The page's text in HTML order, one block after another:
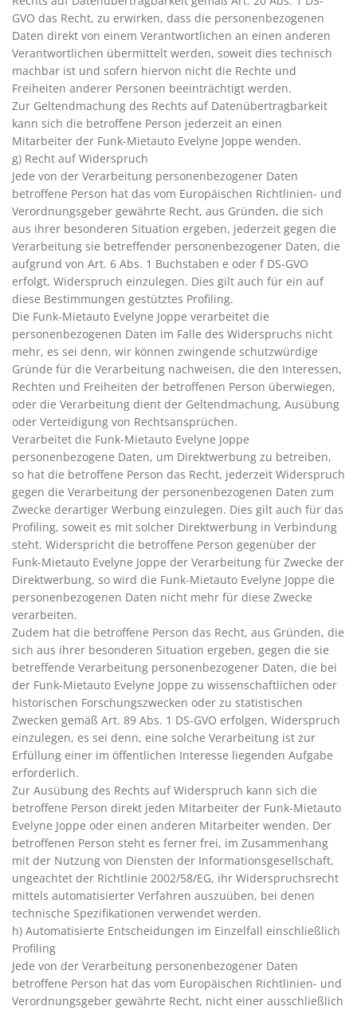
GVO das Recht, zu erwirken, dass die personenbezogenen
Daten direkt von einem Verantwortlichen an einen anderen
Verantwortlichen übermittelt werden, soweit dies technisch
machbar ist und sofern hiervon nicht die Rechte und
Freiheiten anderer Personen beeinträchtigt werden.
Zur Geltendmachung des Rechts auf Datenübertragbarkeit
kann sich die betroffene Person jederzeit an einen
Mitarbeiter der Funk-Mietauto Evelyne Joppe wenden.
g) Recht auf Widerspruch
Jede von der Verarbeitung personenbezogener Daten
betroffene Person hat das vom Europäischen Richtlinien- und
Verordnungsgeber gewährte Recht, aus Gründen, die sich
aus ihrer besonderen Situation ergeben, jederzeit gegen die
Verarbeitung sie betreffender personenbezogener Daten, die
aufgrund von Art. 6 Abs. 1 Buchstaben e oder f DS-GVO
erfolgt, Widerspruch einzulegen. Dies gilt auch für ein auf
diese Bestimmungen gestütztes Profiling.
Die Funk-Mietauto Evelyne Joppe verarbeitet die
personenbezogenen Daten im Falle des Widerspruchs nicht
mehr, es sei denn, wir können zwingende schutzwürdige
Gründe für die Verarbeitung nachweisen, die den Interessen,
Rechten und Freiheiten der betroffenen Person überwiegen,
oder die Verarbeitung dient der Geltendmachung, Ausübung
oder Verteidigung von Rechtsansprüchen.
Verarbeitet die Funk-Mietauto Evelyne Joppe
personenbezogene Daten, um Direktwerbung zu betreiben,
so hat die betroffene Person das Recht, jederzeit Widerspruch
gegen die Verarbeitung der personenbezogenen Daten zum
Zwecke derartiger Werbung einzulegen. Dies gilt auch für das
Profiling, soweit es mit solcher Direktwerbung in Verbindung
steht. Widerspricht die betroffene Person gegenüber der
Funk-Mietauto Evelyne Joppe der Verarbeitung für Zwecke der
Direktwerbung, so wird die Funk-Mietauto Evelyne Joppe die
personenbezogenen Daten nicht mehr für diese Zwecke
verarbeiten.
Zudem hat die betroffene Person das Recht, aus Gründen, die
sich aus ihrer besonderen Situation ergeben, gegen die sie
betreffende Verarbeitung personenbezogener Daten, die bei
der Funk-Mietauto Evelyne Joppe zu wissenschaftlichen oder
historischen Forschungszwecken oder zu statistischen
Zwecken gemäß Art. 89 Abs. 1 DS-GVO erfolgen, Widerspruch
einzulegen, es sei denn, eine solche Verarbeitung ist zur
Erfüllung einer im öffentlichen Interesse liegenden Aufgabe
erforderlich.
Zur Ausübung des Rechts auf Widerspruch kann sich die
betroffene Person direkt jeden Mitarbeiter der Funk-Mietauto
Evelyne Joppe oder einen anderen Mitarbeiter wenden. Der
betroffenen Person steht es ferner frei, im Zusammenhang
mit der Nutzung von Diensten der Informationsgesellschaft,
ungeachtet der Richtlinie 2002/58/EG, ihr Widerspruchsrecht
mittels automatisierter Verfahren auszuüben, bei denen
technische Spezifikationen verwendet werden.
h) Automatisierte Entscheidungen im Einzelfall einschließlich
Profiling
Jede von der Verarbeitung personenbezogener Daten
betroffene Person hat das vom Europäischen Richtlinien- und
Verordnungsgeber gewährte Recht, nicht einer ausschließlich